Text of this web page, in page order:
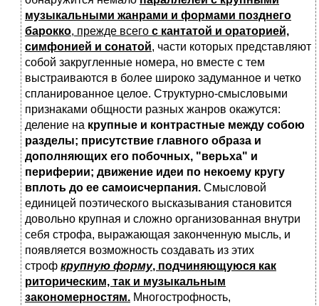
музыкальными жанрами и формами позднего
барокко, прежде всего с кантатой и ораторией,
симфонией и сонатой, части которых представляют
собой закругленные номера, но вместе с тем
выстраиваются в более широко задуманное и четко
спланированное целое. Структурно-смысловыми
признаками общности разных жанров окажутся:
деление на крупные и контрастные между собою
разделы; присутствие главного образа и
дополняющих его побочных, "верьха" и
периферии; движение идеи по некоему кругу
вплоть до ее самоисчерпания. Смысловой
единицей поэтического высказывания становится
довольно крупная и сложно организованная внутри
себя строфа, выражающая законченную мысль, и
появляется возможность создавать из этих
строф крупную форму, подчиняющуюся как
риторическим, так и музыкальным
закономерностям. Многострофность,